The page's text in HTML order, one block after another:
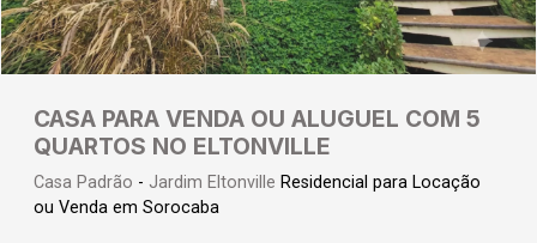
CASA PARA VENDA OU ALUGUEL COM 5
QUARTOS NO ELTONVILLE
Casa Padrão - Jardim Eltonville Residencial para Locação
ou Venda em Sorocaba